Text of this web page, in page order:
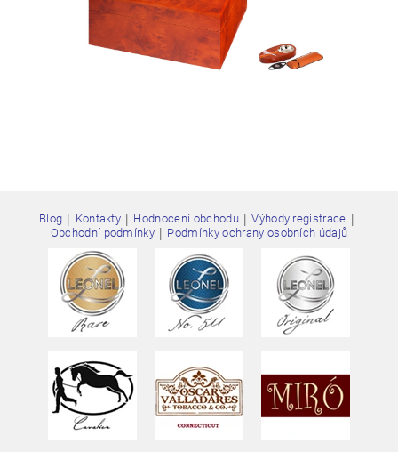
Blog Kontakty Hodnocení obchodu Výhody registrace
Obchodní podmínky Podmínky ochrany osobních údajů